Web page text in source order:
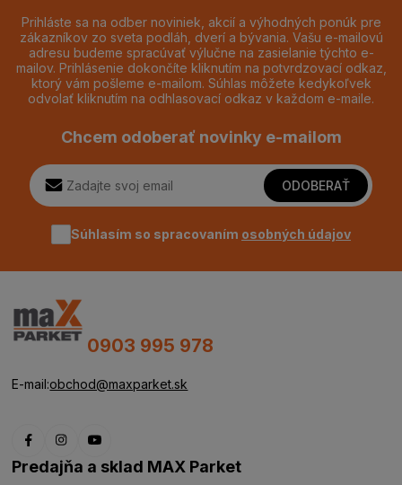
Prihláste sa na odber noviniek, akcií a výhodných ponúk pre
zákazníkov zo sveta podláh, dverí a bývania. Vašu e-mailovú
adresu budeme spracúvať výlučne na zasielanie týchto e-
mailov. Prihlásenie dokončíte kliknutím na potvrdzovací odkaz,
ktorý vám pošleme e-mailom. Súhlas môžete kedykoľvek
odvolať kliknutím na odhlasovací odkaz v každom e-maile.
Chcem odoberať novinky e-mailom
ODOBERAŤ
Súhlasím so spracovaním osobných údajov
0903 995 978
E-mail:obchod@maxparket.sk
Predajňa a sklad MAX Parket